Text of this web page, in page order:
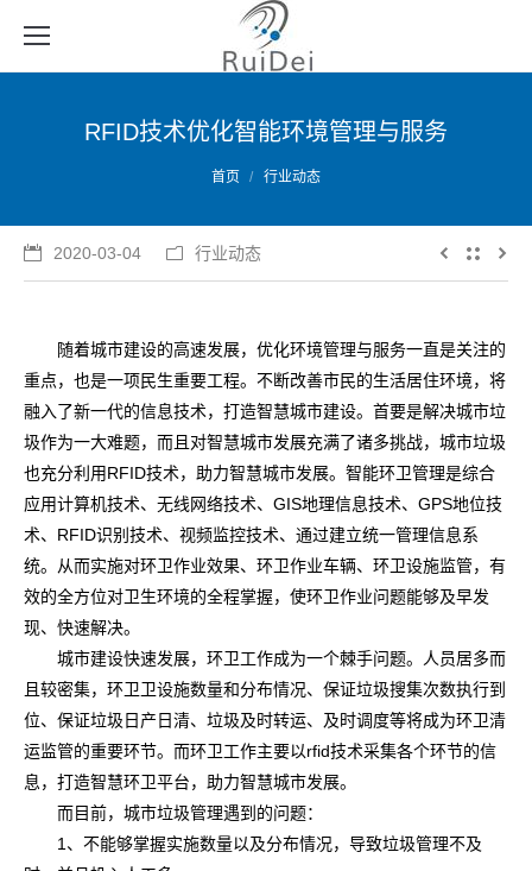
RFID技术优化智能环境管理与服务
首页 行业动态
2020-03-04 行业动态
随着城市建设的高速发展，优化环境管理与服务一直是关注的
重点，也是一项民生重要工程。不断改善市民的生活居住环境，将
融入了新一代的信息技术，打造智慧城市建设。首要是解决城市垃
圾作为一大难题，而且对智慧城市发展充满了诸多挑战，城市垃圾
也充分利用RFID技术，助力智慧城市发展。智能环卫管理是综合
应用计算机技术、无线网络技术、GIS地理信息技术、GPS地位技
术、RFID识别技术、视频监控技术、通过建立统一管理信息系
统。从而实施对环卫作业效果、环卫作业车辆、环卫设施监管，有
效的全方位对卫生环境的全程掌握，使环卫作业问题能够及早发
现、快速解决。
城市建设快速发展，环卫工作成为一个棘手问题。人员居多而
且较密集，环卫卫设施数量和分布情况、保证垃圾搜集次数执行到
位、保证垃圾日产日清、垃圾及时转运、及时调度等将成为环卫清
运监管的重要环节。而环卫工作主要以rfid技术采集各个环节的信
息，打造智慧环卫平台，助力智慧城市发展。
而目前，城市垃圾管理遇到的问题：
1、不能够掌握实施数量以及分布情况，导致垃圾管理不及